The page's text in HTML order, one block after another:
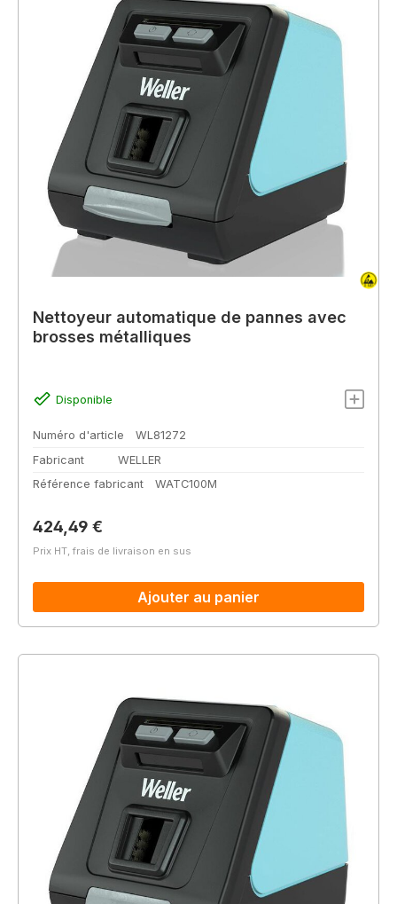
Nettoyeur automatique de pannes avec
brosses métalliques
Disponible
Numéro d'article
WL81272
Fabricant
WELLER
Référence fabricant
WATC100M
Prix régulier :
424,49 €
Prix HT, frais de livraison en sus
Ajouter au panier